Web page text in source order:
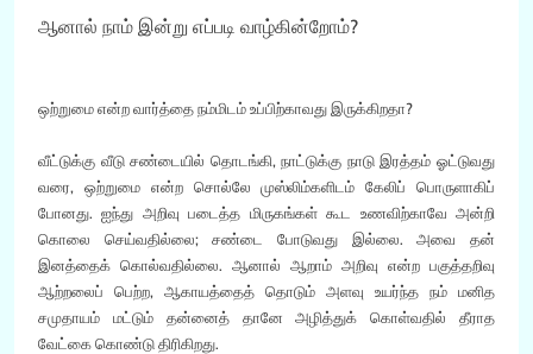
ஆனால் நாம் இன்று எப்படி வாழ்கின்றோம்?
ஒற்றுமை என்ற வார்த்தை நம்மிடம் உப்பிற்காவது இருக்கிறதா?
வீட்டுக்கு வீடு சண்டையில் தொடங்கி, நாட்டுக்கு நாடு இரத்தம் ஓட்டுவது
வரை, ஒற்றுமை என்ற சொல்லே முஸ்லிம்களிடம் கேலிப் பொருளாகிப்
போனது. ஐந்து அறிவு படைத்த மிருகங்கள் கூட உணவிற்காவே அன்றி
கொலை செய்வதில்லை; சண்டை போடுவது இல்லை. அவை தன்
இனத்தைக் கொல்வதில்லை. ஆனால் ஆறாம் அறிவு என்ற பகுத்தறிவு
ஆற்றலைப் பெற்ற, ஆகாயத்தைத் தொடும் அளவு உயர்ந்த நம் மனித
சமுதாயம் மட்டும் தன்னைத் தானே அழித்துக் கொள்வதில் தீராத
வேட்கை கொண்டு திரிகிறது.